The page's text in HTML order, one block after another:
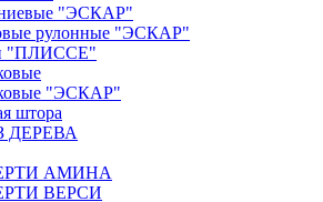
"ЭСКАР"
рулонные "ЭСКАР"
"ПЛИССЕ"
"ЭСКАР"
штора
ДЕРЕВА
АМИНА
ВЕРСИ